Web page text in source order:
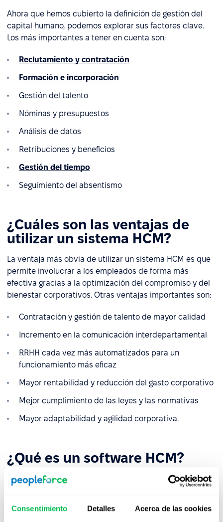
Consentimiento Detalles Acerca de las cookies
Ahora que hemos cubierto la definición de gestión del
capital humano, podemos explorar sus factores clave.
Los más importantes a tener en cuenta son:
Reclutamiento y contratación
Formación e incorporación
Gestión del talento
Nóminas y presupuestos
Análisis de datos
Retribuciones y beneficios
Gestión del tiempo
Seguimiento del absentismo
¿Cuáles son las ventajas de
utilizar un sistema HCM?
La ventaja más obvia de utilizar un sistema HCM es que
permite involucrar a los empleados de forma más
efectiva gracias a la optimización del compromiso y del
bienestar corporativos. Otras ventajas importantes son:
Contratación y gestión de talento de mayor calidad
Incremento en la comunicación interdepartamental
RRHH cada vez más automatizados para un
funcionamiento más eficaz
Mayor rentabilidad y reducción del gasto corporativo
Mejor cumplimiento de las leyes y las normativas
Mayor adaptabilidad y agilidad corporativa.
¿Qué es un software HCM?
La única forma de implementar un sistema HCM en tu
empresa es empleando un software específico que
del mismo. El nombre puede ser algo engañoso, ya que,